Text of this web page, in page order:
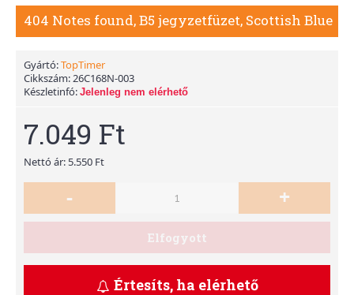
404 Notes found, B5 jegyzetfüzet, Scottish Blue
Gyártó:TopTimer
Cikkszám:26C168N-003
Készletinfó: Jelenleg nem elérhető
7.049 Ft
Nettó ár: 5.550 Ft
- +
Elfogyott
Értesíts, ha elérhető